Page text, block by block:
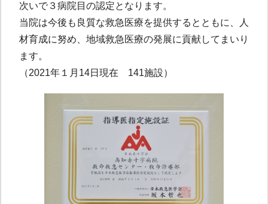
次いで３病院目の認定となります。
当院は今後も良質な救急医療を提供するとともに、人
材育成に努め、地域救急医療の発展に貢献してまいり
ます。
（2021年１月14日現在 141施設）